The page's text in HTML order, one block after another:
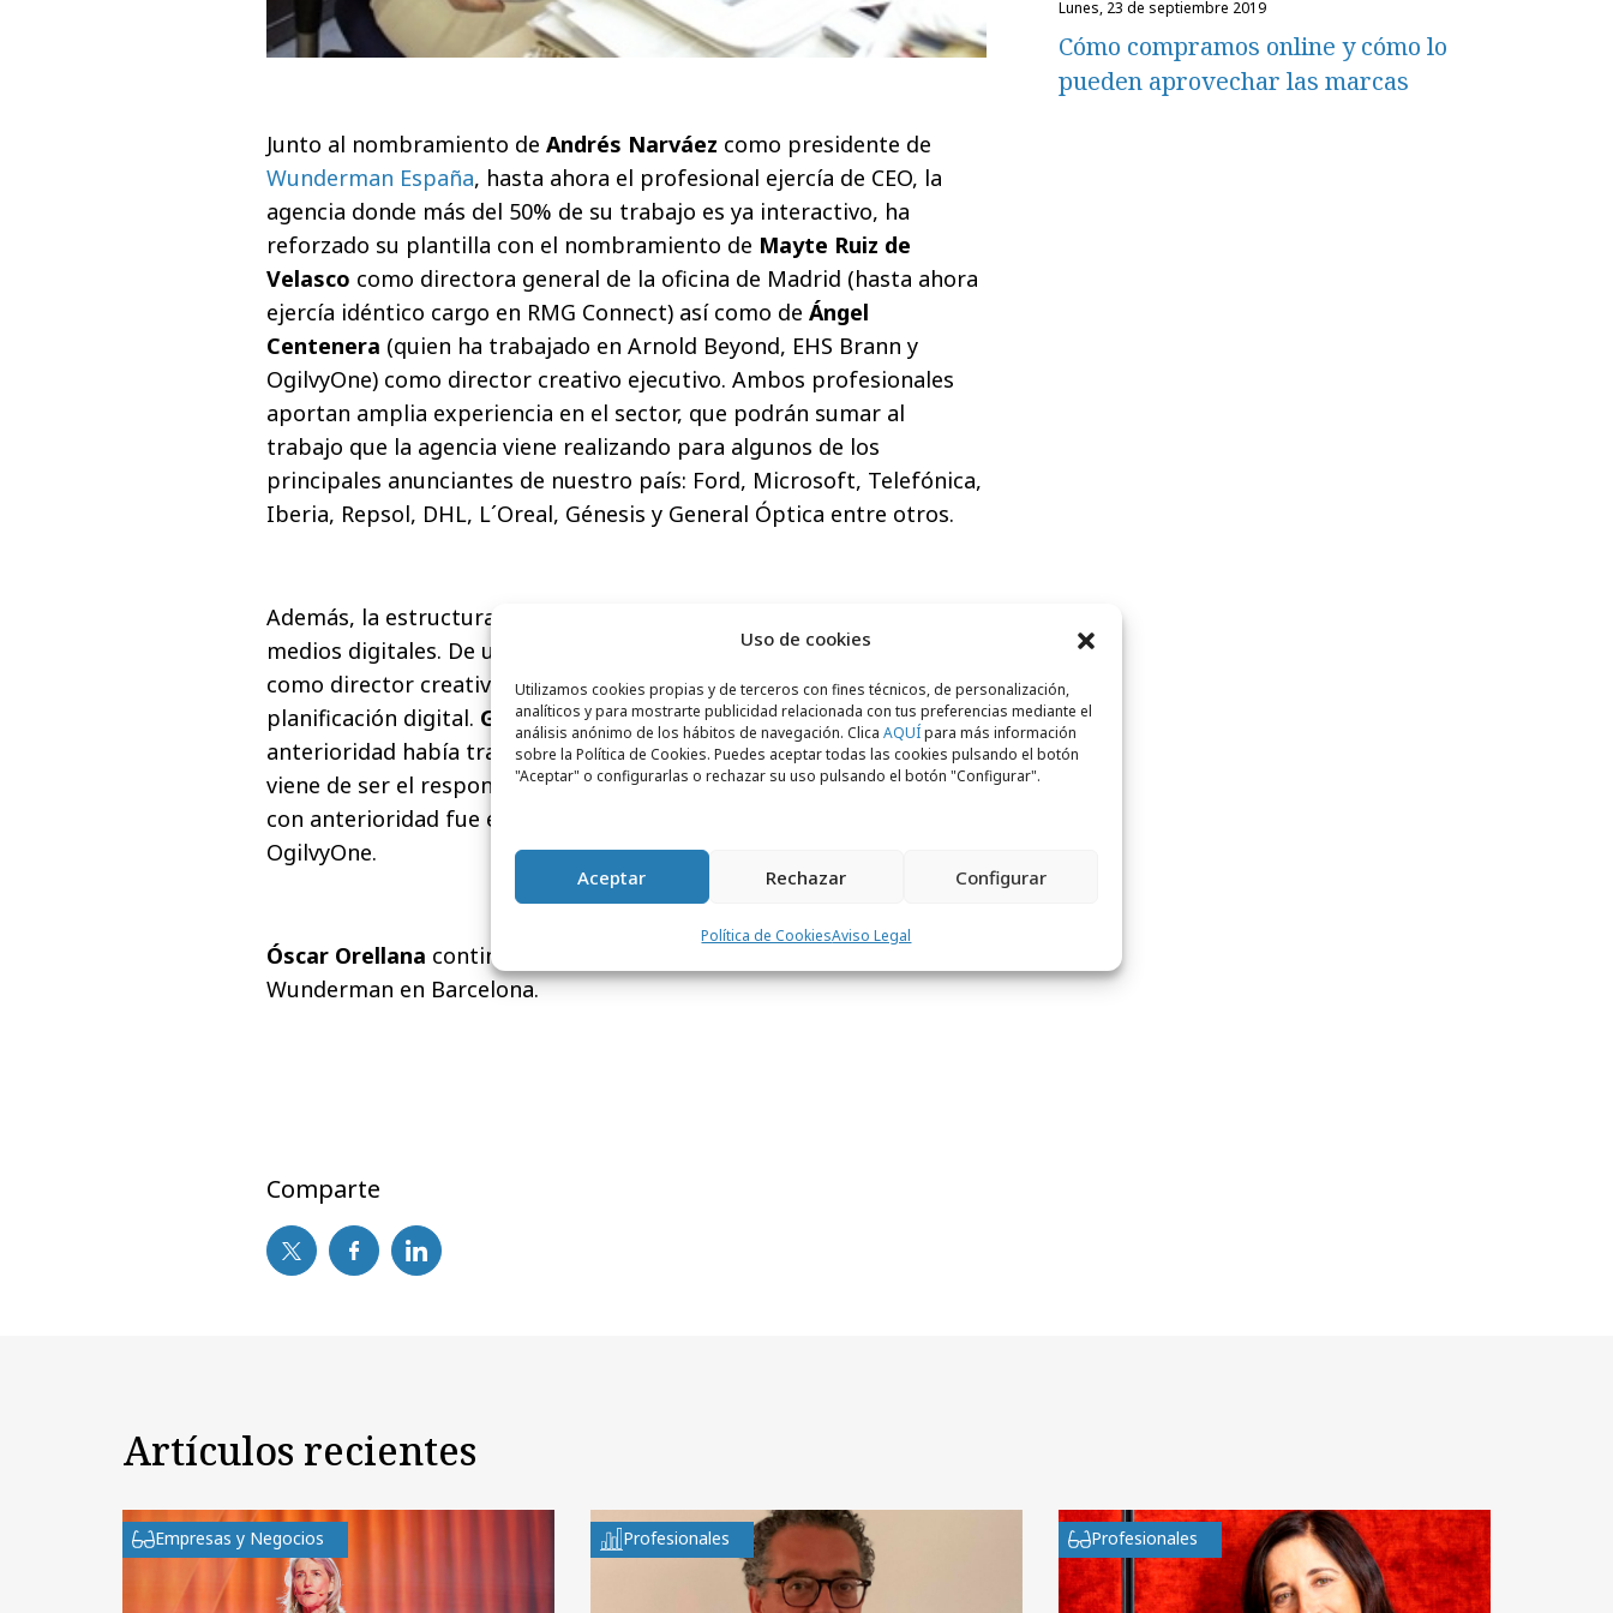
Uso de cookies
Utilizamos cookies propias y de terceros con fines técnicos, de personalización,
analíticos y para mostrarte publicidad relacionada con tus preferencias mediante el
análisis anónimo de los hábitos de navegación. Clica AQUÍpara más información
sobre la Política de Cookies. Puedes aceptar todas las cookies pulsando el botón
"Aceptar" o configurarlas o rechazar su uso pulsando el botón "Configurar".
Aceptar Rechazar Configurar
Política de CookiesAviso Legal
Junto al nombramiento de Andrés Narváez como presidente de
Wunderman España, hasta ahora el profesional ejercía de CEO, la
agencia donde más del 50% de su trabajo es ya interactivo, ha
reforzado su plantilla con el nombramiento de Mayte Ruiz de
Velasco como directora general de la oficina de Madrid (hasta ahora
ejercía idéntico cargo en RMG Connect) así como de Ángel
Centenera (quien ha trabajado en Arnold Beyond, EHS Brann y
OgilvyOne) como director creativo ejecutivo. Ambos profesionales
aportan amplia experiencia en el sector, que podrán sumar al
trabajo que la agencia viene realizando para algunos de los
principales anunciantes de nuestro país: Ford, Microsoft, Telefónica,
Iberia, Repsol, DHL, L´Oreal, Génesis y General Óptica entre otros.
Además, la estructura de la agencia se completa con dos expertos en
medios digitales. De un lado,
Guillermo Garcíaque se incorpora
como director creativo, y de otroJerónimo Arroyo, como director de
planificación digital. Garcíaproviene de Arnold Beyond y con
anterioridad había trabajado en CP Interactive. Por su parte,Arroyo
viene de ser el responsable de planificación estratégica en Remo D6 y
con anterioridad fue el responsable del área de mobile marketing de
OgilvyOne.
Óscar Orellana continúa como director general de la oficina de
Wunderman en Barcelona.
Comparte
lunes, 23 de septiembre 2019
Cómo compramos online y cómo lo
pueden aprovechar las marcas
Artículos recientes
Empresas y Negocios Profesionales Profesionales